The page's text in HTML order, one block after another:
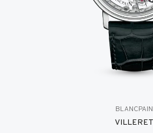
BLANCPAIN
VILLERET